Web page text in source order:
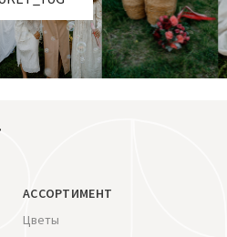
АССОРТИМЕНТ
Цветы